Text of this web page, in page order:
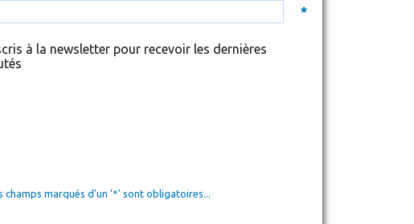
*
à la newsletter pour recevoir les dernières
champs marqués d'un '*' sont obligatoires...